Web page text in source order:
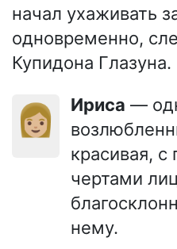
начал ухаживать
одновременно,
Купидона Глазуна.
👩🏼 Ириса —
красивая,
чертами
нему.